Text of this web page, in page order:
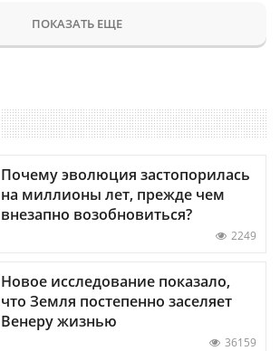
ПОКАЗАТЬ ЕЩЕ
Почему эволюция застопорилась
на миллионы лет, прежде чем
внезапно возобновиться?
2249
Новое исследование показало,
что Земля постепенно заселяет
Венеру жизнью
36159